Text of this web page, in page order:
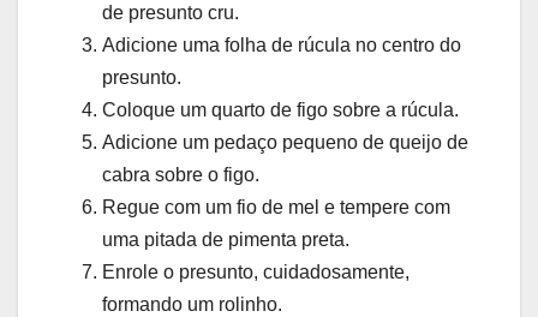
de presunto cru.
Adicione uma folha de rúcula no centro do
presunto.
Coloque um quarto de figo sobre a rúcula.
Adicione um pedaço pequeno de queijo de
cabra sobre o figo.
Regue com um fio de mel e tempere com
uma pitada de pimenta preta.
Enrole o presunto, cuidadosamente,
formando um rolinho.